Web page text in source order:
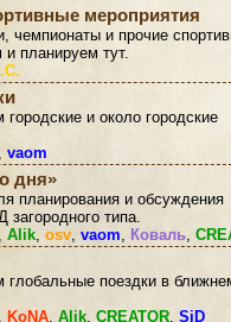
мероприятия
чемпионаты и прочие
планируем тут.
и около городские
, vaom
дня»
планирования и обсуждения
типа.
, Alik, osv, vaom, Коваль,
поездки в
, KoNA, Alik, CREATOR, SiD